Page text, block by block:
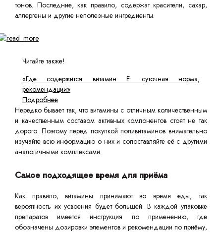
тонов. Последние, как правило, содержат красители, сахар,
аллергены и другие неполезные ингредиенты.
Читайте также!
«Где содержится витамин Е: суточная норма,
рекомендации»
Подробнее
Нередко бывает так, что витамины с отличным количественным
и качественным составом активных компонентов стоят не так
дорого. Поэтому перед покупкой поливитаминов внимательно
изучайте всю информацию о них и сопоставляйте её с другими
аналогичными комплексами.
Самое подходящее время для приёма
Как правило, витамины принимают во время еды, так
вероятность их усвоения будет большей. В каждой упаковке
препаратов имеется инструкция по применению, где
обозначены дозировки элементов и рекомендации по приёму,